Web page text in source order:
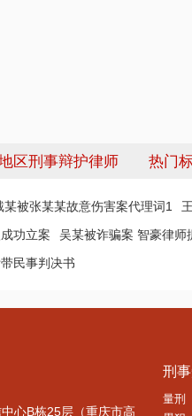
区刑事辩护律师 热门
某被张某某故意伤害案代理词1
功立案
吴某被诈骗案 智豪律师
民事判决书
心B栋25层（重庆市高
刑
量刑